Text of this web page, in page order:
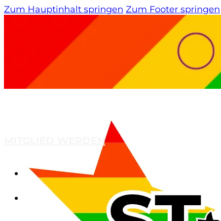
Zum Hauptinhalt springen Zum Footer springen
MITGLIED WERDEN